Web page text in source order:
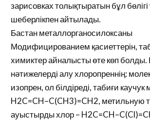
зарисовках толықтыратын бұл бөлігі
шеберлікпен айтылады.
Бастан металлорганосилоксаны
Модифицированием қасиеттерін,
химиктер айналысты өте көп болды.
нәтижелерді алу хлоропреннің:
изопрен, ол білдіреді, табиғи
H2C=CH–C(CH3)=CH2, метильную
ауыстырды хлор –